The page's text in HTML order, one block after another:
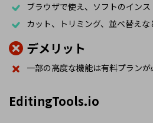
ブラウザで使え、ソフトのイン
カット、トリミング、並べ替え
デメリット
一部の高度な機能は有料プランが
EditingTools.io